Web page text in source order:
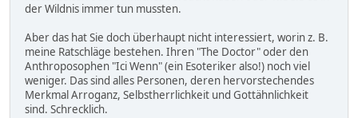
der Wildnis immer tun mussten.
Aber das hat Sie doch überhaupt nicht interessiert, worin z. B.
meine Ratschläge bestehen. Ihren "The Doctor" oder den
Anthroposophen "Ici Wenn" (ein Esoteriker also!) noch viel
weniger. Das sind alles Personen, deren hervorstechendes
Merkmal Arroganz, Selbstherrlichkeit und Gottähnlichkeit
sind. Schrecklich.